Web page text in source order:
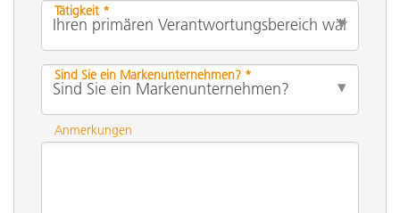
Tätigkeit *
Sind Sie ein Markenunternehmen? *
Anmerkungen